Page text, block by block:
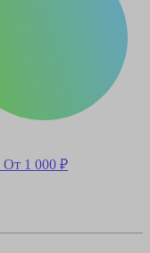
От 1 000 ₽